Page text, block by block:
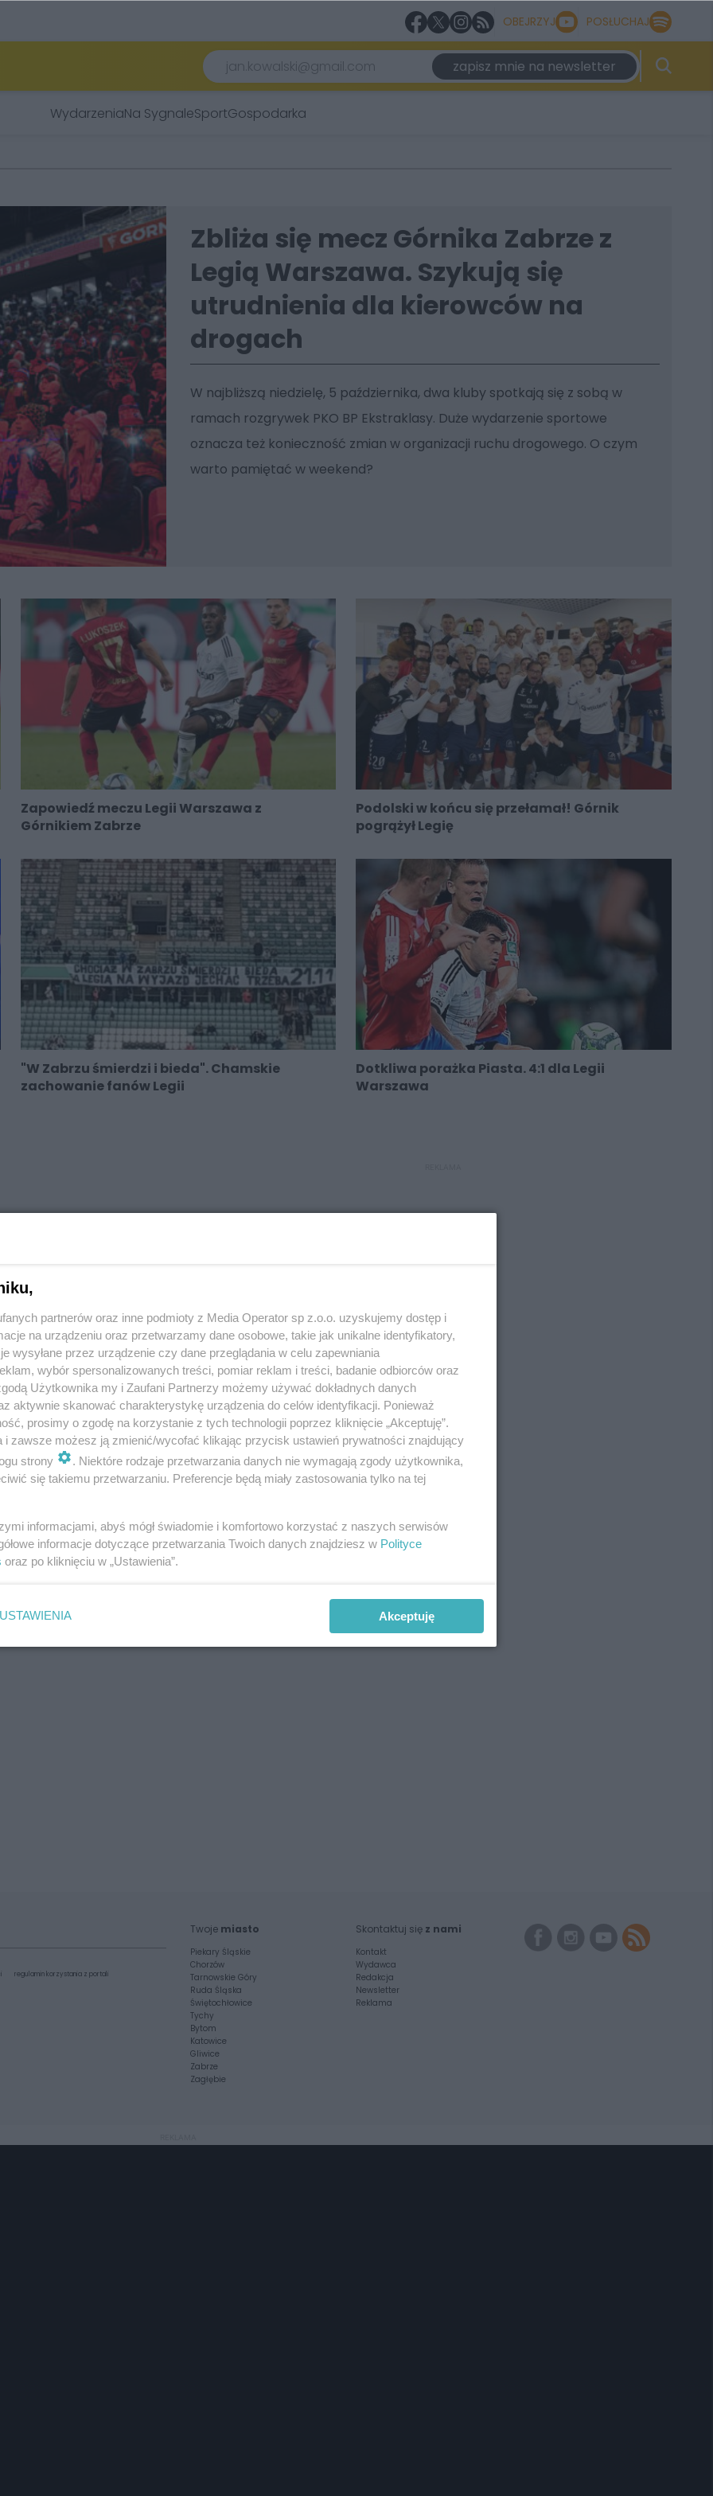
OBEJRZYJ POSŁUCHAJ
zapisz mnie na newsletter
WydarzeniaNa SygnaleSportGospodarka
Zbliża się mecz Górnika Zabrze z
Legią Warszawa. Szykują się
utrudnienia dla kierowców na
drogach
W najbliższą niedzielę, 5 października, dwa kluby spotkają się z sobą w
ramach rozgrywek PKO BP Ekstraklasy. Duże wydarzenie sportowe
oznacza też konieczność zmian w organizacji ruchu drogowego. O czym
warto pamiętać w weekend?
Zapowiedź meczu Legii Warszawa z
Górnikiem Zabrze
Podolski w końcu się przełamał! Górnik
pogrążył Legię
"W Zabrzu śmierdzi i bieda". Chamskie
zachowanie fanów Legii
Dotkliwa porażka Piasta. 4:1 dla Legii
Warszawa
Zawodnik Legii wzmocnił Piasta Gliwice
regulamin korzystania z portali
Twoje miasto
Piekary Śląskie
Chorzów
Tarnowskie Góry
Ruda Śląska
Świętochłowice
Tychy
Bytom
Katowice
Gliwice
Zabrze
Zagłębie
Skontaktuj się z nami
Kontakt
Wydawca
Redakcja
Newsletter
Reklama
partnerów oraz inne podmioty z Media Operator sp z.o.o. uzyskujemy dostęp i
na urządzeniu oraz przetwarzamy dane osobowe, takie jak unikalne identyfikatory,
wysyłane przez urządzenie czy dane przeglądania w celu zapewniania
wybór spersonalizowanych treści, pomiar reklam i treści, badanie odbiorców oraz
Użytkownika my i Zaufani Partnerzy możemy używać dokładnych danych
aktywnie skanować charakterystykę urządzenia do celów identyfikacji. Ponieważ
prosimy o zgodę na korzystanie z tych technologii poprzez kliknięcie „Akceptuję”.
i zawsze możesz ją zmienić/wycofać klikając przycisk ustawień prywatności znajdujący
strony
. Niektóre rodzaje przetwarzania danych nie wymagają zgody użytkownika,
się takiemu przetwarzaniu. Preferencje będą miały zastosowania tylko na tej
informacjami, abyś mógł świadomie i komfortowo korzystać z naszych serwisów
informacje dotyczące przetwarzania Twoich danych znajdziesz w Polityce
oraz po kliknięciu w „Ustawienia”.
USTAWIENIA Akceptuję